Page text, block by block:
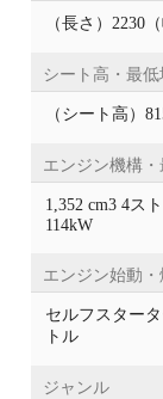
（長さ）2230
シート高・最低
（シート高）
エンジン機構
1,352 cm3 4ス
114kW
エンジン始動
セルフスター
トル
ジャンル